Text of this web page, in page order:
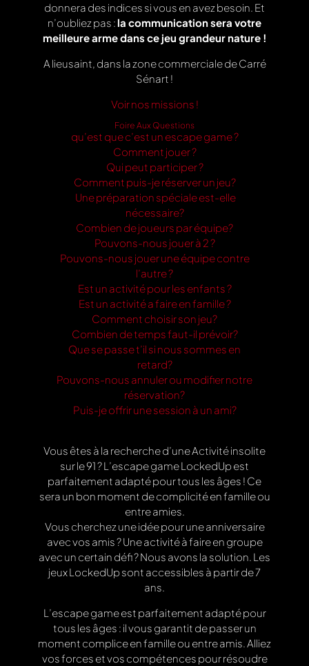
donnera des indices si vous en avez besoin. Et
n’oubliez pas : la communication sera votre
meilleure arme dans ce jeu grandeur nature !
A lieusaint, dans la zone commerciale de Carré
Sénart !
Voir nos missions !
Foire Aux Questions
qu’est que c’est un escape game ?
Comment jouer ?
Qui peut participer ?
Comment puis-je réserver un jeu?
Une préparation spéciale est-elle
nécessaire?
Combien de joueurs par équipe?
Pouvons-nous jouer à 2 ?
Pouvons-nous jouer une équipe contre
l’autre ?
Est un activité pour les enfants ?
Est un activité a faire en famille ?
Comment choisir son jeu?
Combien de temps faut-il prévoir?
Que se passe t’il si nous sommes en
retard?
Pouvons-nous annuler ou modifier notre
réservation?
Puis-je offrir une session à un ami?
Vous êtes à la recherche d’une Activité insolite
sur le 91 ? L’escape game LockedUp est
parfaitement adapté pour tous les âges ! Ce
sera un bon moment de complicité en famille ou
entre amies.
Vous cherchez une idée pour une anniversaire
avec vos amis ? Une activité à faire en groupe
avec un certain défi ? Nous avons la solution. Les
jeux LockedUp sont accessibles à partir de 7
ans.
L’escape game est parfaitement adapté pour
tous les âges : il vous garantit de passer un
moment complice en famille ou entre amis. Alliez
vos forces et vos compétences pour résoudre